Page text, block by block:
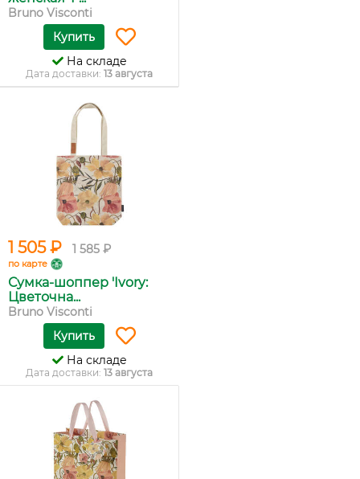
Bruno Visconti
Купить
На складе
Дата доставки: 13 августа
1 505 ₽ 1 585 ₽
по карте
Сумка-шоппер 'Ivory:
Цветочна...
Bruno Visconti
Купить
На складе
Дата доставки: 13 августа